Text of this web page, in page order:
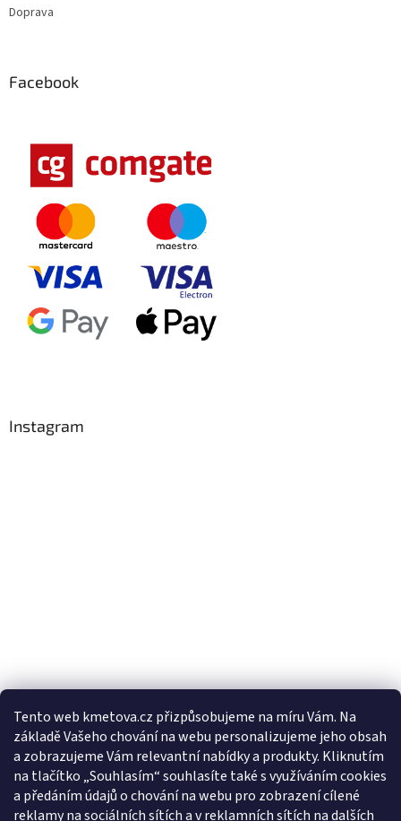
Tento web kmetova.cz přizpůsobujeme na míru Vám. Na
základě Vašeho chování na webu personalizujeme jeho obsah
a zobrazujeme Vám relevantní nabídky a produkty. Kliknutím
na tlačítko „Souhlasím“ souhlasíte také s využíváním cookies
a předáním údajů o chování na webu pro zobrazení cílené
reklamy na sociálních sítích a v reklamních sítích na dalších
Doprava
Facebook
Instagram
Sledovat na Instagramu
Facebooková stránka